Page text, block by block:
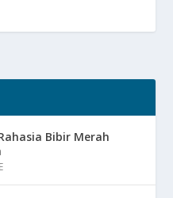
Bibir Merah